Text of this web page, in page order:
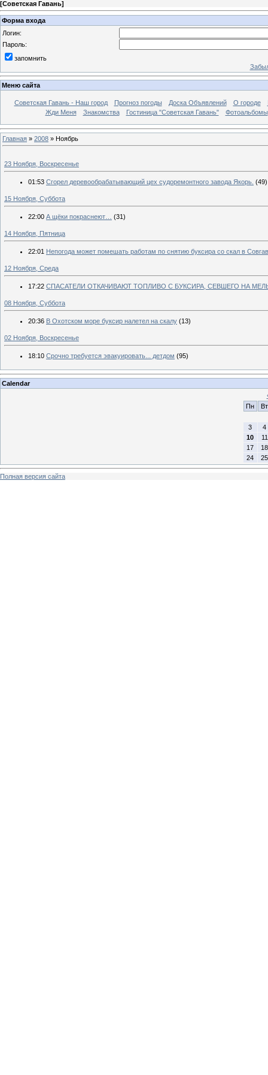
[Советская Гавань]
Форма входа
Логин:
Пароль:
запомнить
Меню сайта
Советская Гавань - Наш город Прогноз погоды Доска Объявлений О городе
Жди Меня
Знакомства Гостиница "Советская Гавань" Фотоальбомы
Главная » 2008 » Ноябрь
23 Ноября, Воскресенье
01:53 Сгорел деревообрабатывающий цех судоремонтного завода Якорь. (49)
15 Ноября, Суббота
22:00 А щёки покраснеют… (31)
14 Ноября, Пятница
22:01 Непогода может помешать работам по снятию буксира со скал в
12 Ноября, Среда
17:22 СПАСАТЕЛИ ОТКАЧИВАЮТ ТОПЛИВО С БУКСИРА, СЕВШЕГО НА
08 Ноября, Суббота
20:36 В Охотском море буксир налетел на скалу (13)
02 Ноября, Воскресенье
18:10 Срочно требуется эвакуировать... детдом (95)
Calendar
Пн
Вт
3
4
10
11
17
18
24
25
Полная версия сайта